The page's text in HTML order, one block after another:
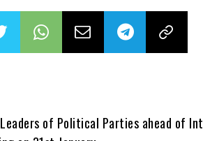
of Political Parties ahead of